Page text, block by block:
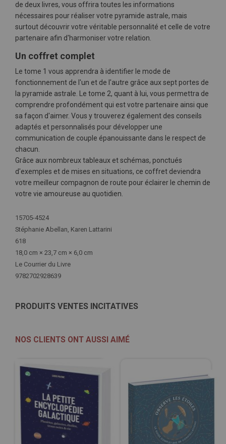
de deux livres, vous offrira toutes les informations
nécessaires pour réaliser votre pyramide astrale, mais
surtout découvrir votre véritable personnalité et celle de votre
partenaire afin d'harmoniser votre relation.
Un coffret complet
Le tome 1 vous apprendra à identifier le mode de
fonctionnement de l'un et de l'autre grâce aux sept portes de
la pyramide astrale. Le tome 2, quant à lui, vous permettra de
comprendre profondément qui est votre partenaire ainsi que
sa façon d'aimer. Vous y trouverez également des conseils
adaptés et personnalisés pour développer une
communication de couple épanouissante dans le respect de
chacun.
Grâce aux nombreux tableaux et schémas, ponctués
d'exemples et de mises en situations, ce coffret deviendra
votre meilleur compagnon de route pour éclairer le chemin de
votre vie amoureuse au quotidien.
Plus
d'infos
15705-4524
Stéphanie Abellan, Karen Lattarini
618
18,0 cm × 23,7 cm × 6,0 cm
Le Courrier du Livre
9782702928639
PRODUITS VENTES INCITATIVES
NOS CLIENTS ONT AUSSI AIMÉ